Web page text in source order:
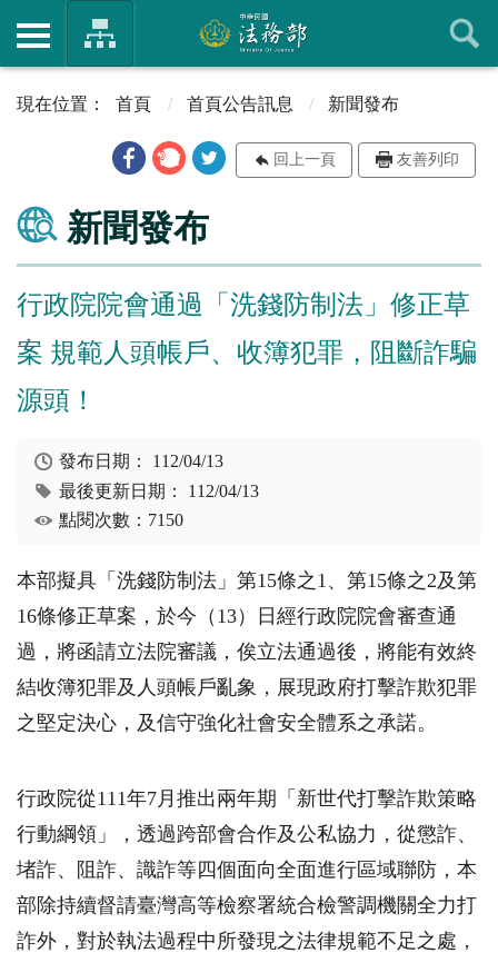
首頁 首頁公告訊息 新聞發布
回上一頁 友善列印
新聞發布
行政院院會通過「洗錢防制法」修正草
案 規範人頭帳戶、收簿犯罪，阻斷詐騙
源頭！
發布日期： 112/04/13
最後更新日期： 112/04/13
點閱次數：7150
本部擬具「洗錢防制法」第15條之1、第15條之2及第
16條修正草案，於今（13）日經行政院院會審查通
過，將函請立法院審議，俟立法通過後，將能有效終
結收簿犯罪及人頭帳戶亂象，展現政府打擊詐欺犯罪
之堅定決心，及信守強化社會安全體系之承諾。
行政院從111年7月推出兩年期「新世代打擊詐欺策略
行動綱領」，透過跨部會合作及公私協力，從懲詐、
堵詐、阻詐、識詐等四個面向全面進行區域聯防，本
部除持續督請臺灣高等檢察署統合檢警調機關全力打
詐外，對於執法過程中所發現之法律規範不足之處，